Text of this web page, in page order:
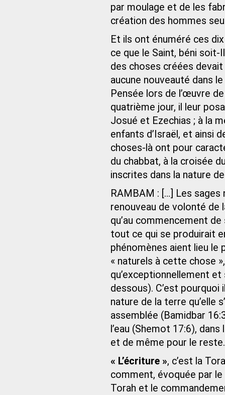
par moulage et de les
création des hommes
Et ils ont énuméré ces
ce que le Saint, béni
des choses créées
aucune nouveauté dans
Pensée lors de l’œuvre
quatrième jour, il leur
Josué et Ezechias ; à la
enfants d’Israël, et ainsi
choses-là ont pour
du chabbat, à la croisée
inscrites dans la nature
RAMBAM : […] Les sages
renouveau de volonté de
qu’au commencement
tout ce qui se produirait
phénomènes aient lieu
« naturels à cette chose
qu’exceptionnellement
dessous). C’est
nature de la terre qu’elle
assemblée (Bamidbar
l’eau (Shemot 17:6),
et de même pour le reste.
« L’écriture », c’est la
comment, évoquée par
Torah et le